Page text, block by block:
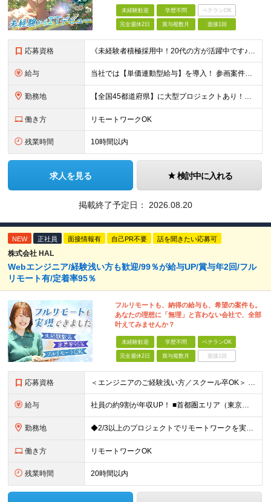
未経験歓迎 学歴不問 ベテランOK
完全週休2日 賞与複数月 面接1回
応募資格 《未経験者積極採用中！20代の方が活躍中です♪》 ◎約4割が実務未経験入社！ ■学歴・職歴は一切問いません！ ■第二新卒の方もお気軽にご相談ください♪ ■入社してから数年は、転勤の可能性があります
給与 当社では【単価連動型給与】を導入！ 参画案件の契約単価に連動して給与が決定。 還元率は単価の【70％～80％】と東証プライム上場グループとして高水準です！（社会保険料・教育コスト含む） ■関東：月給
勤務地 【全国45都道府県】に大型プロジェクトあり！※ 四国・沖縄を除く 主要勤務地： 北海道/宮城県/栃木県/埼玉県/千葉県/東京都/神奈川県/愛知県/大阪府/京都府/兵庫県/広島県/福岡県/熊本県 ※勤
働き方 リモートワークOK
残業時間 10時間以内
求人を見る 検討中に入れる
掲載終了予定日： 2026.08.20
NEW 正社員 面接情報有 自己PR不要 話を聞きたい応募可
株式会社 HAL
Webエンジニア/経験浅い方も歓迎/99％が給与UP/賞与年2回/フル
リモート有/定着率95％
フルリモートも、納得の給与も、希望の案件も。
あなたの理想に「無理」と言わない会社で、全部
叶えてみませんか？
未経験歓迎 学歴不問 ベテランOK
完全週休2日 賞与複数月 面接1回
応募資格 ＜エンジニアのご経験浅い方／スクール卒OK＞ ◆学歴不問 ◆未経験OK ＜こんな方は大歓迎！＞ ◎今の収入に不満がある方 ◎新しい言語・スキルに挑戦したい方 ◎腰を据えて活躍したい方 ◎頑張りを評価
給与 社員の約9割が年収UP！ ■首都圏エリア（東京、神奈川、千葉、埼玉勤務） 月給25万円～26万円（固定残業代含む） ※固定残業代は、時間外労働の有無に関わらず17時間分を30,000円～31,200
勤務地 ◆2/3以上のプロジェクトでリモートワークを実施中！ ≪自社拠点≫ ・東京本社／東京都千代田区丸の内二丁目6番1号 丸の内パークビルディング6階 ・関西支社／⼤阪府⼤阪市中央区安⼟町2-3-13 ⼤
働き方 リモートワークOK
残業時間 20時間以内